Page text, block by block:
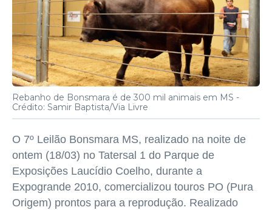
Rebanho de Bonsmara é de 300 mil animais em MS -
Crédito: Samir Baptista/Via Livre
O 7º Leilão Bonsmara MS, realizado na noite de
ontem (18/03) no Tatersal 1 do Parque de
Exposições Laucídio Coelho, durante a
Expogrande 2010, comercializou touros PO (Pura
Origem) prontos para a reprodução. Realizado